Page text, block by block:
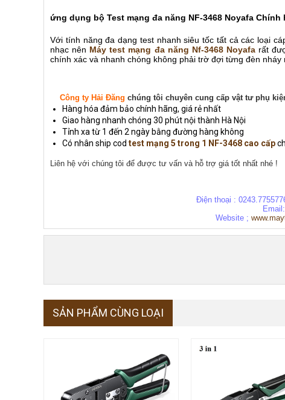
ứng dụng bộ Test mạng đa năng NF-3468 Noyafa Chính
Với tính năng đa dạng test nhanh siêu tốc tất cả các loại
nhạc nên Máy test mạng đa năng Nf-3468 Noyafarất
chính xác và nhanh chóng không phải trờ đợi từng đèn nháy
Công ty Hải Đăng chúng tôi chuyên cung cấp vật tư phụ
Hàng hóa đảm bảo chính hãng, giá rẻ nhất
Giao hàng nhanh chóng 30 phút nội thành Hà Nội
Tỉnh xa từ 1 đến 2 ngày bằng đường hàng không
Có nhân ship cod test mạng 5 trong 1 NF-3468 cao cấp
Liên hệ với chúng tôi để được tư vấn và hỗ trợ giá tốt nhất nhé !
Điện thoại :
Website ;
SẢN PHẨM CÙNG LOẠI